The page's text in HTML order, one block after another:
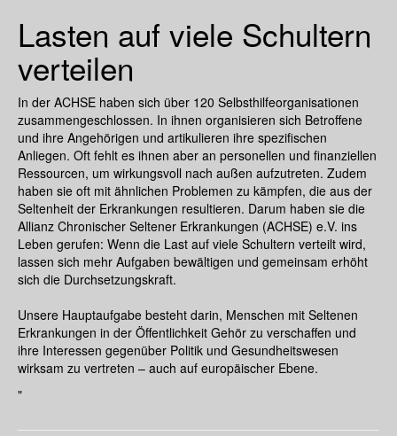
Lasten auf viele Schultern
verteilen
In der ACHSE haben sich über 120 Selbsthilfeorganisationen
zusammengeschlossen. In ihnen organisieren sich Betroffene
und ihre Angehörigen und artikulieren ihre spezifischen
Anliegen. Oft fehlt es ihnen aber an personellen und finanziellen
Ressourcen, um wirkungsvoll nach außen aufzutreten. Zudem
haben sie oft mit ähnlichen Problemen zu kämpfen, die aus der
Seltenheit der Erkrankungen resultieren. Darum haben sie die
Allianz Chronischer Seltener Erkrankungen (ACHSE) e.V. ins
Leben gerufen: Wenn die Last auf viele Schultern verteilt wird,
lassen sich mehr Aufgaben bewältigen und gemeinsam erhöht
sich die Durchsetzungskraft.
Unsere Hauptaufgabe besteht darin, Menschen mit Seltenen
Erkrankungen in der Öffentlichkeit Gehör zu verschaffen und
ihre Interessen gegenüber Politik und Gesundheitswesen
wirksam zu vertreten – auch auf europäischer Ebene.
"